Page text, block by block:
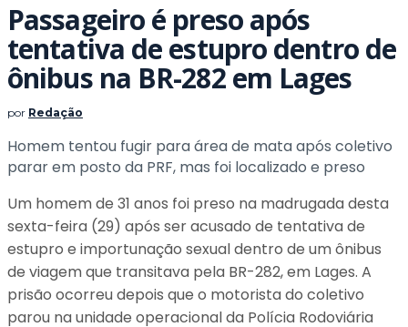
Passageiro é preso após
tentativa de estupro dentro de
ônibus na BR-282 em Lages
por Redação
Homem tentou fugir para área de mata após coletivo
parar em posto da PRF, mas foi localizado e preso
Um homem de 31 anos foi preso na madrugada desta
sexta-feira (29) após ser acusado de tentativa de
estupro e importunação sexual dentro de um ônibus
de viagem que transitava pela BR-282, em Lages. A
prisão ocorreu depois que o motorista do coletivo
parou na unidade operacional da Polícia Rodoviária